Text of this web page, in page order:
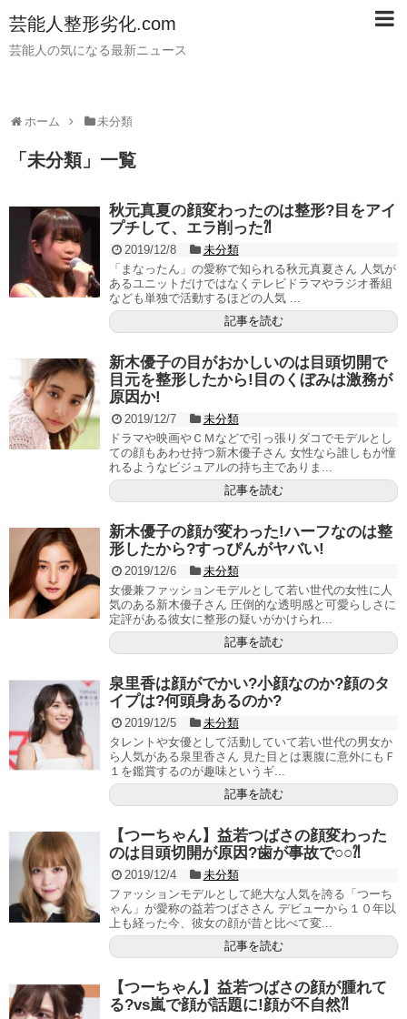
芸能人整形劣化.com
芸能人の気になる最新ニュース
ホーム 未分類
「 未分類」 一覧
秋元真夏の顔変わったのは整形?目をアイ
プチして、エラ削った⁈
2019/12/8
未分類
「まなったん」の愛称で知られる秋元真夏さん 人気が
あるユニットだけではなくテレビドラマやラジオ番組
なども単独で活動するほどの人気 ...
記事を読む
新木優子の目がおかしいのは目頭切開で
目元を整形したから!目のくぼみは激務が
原因か!
2019/12/7
未分類
ドラマや映画やＣＭなどで引っ張りダコでモデルとし
ての顔もあわせ持つ新木優子さん 女性なら誰しもが憧
れるようなビジュアルの持ち主でありま...
記事を読む
新木優子の顔が変わった!ハーフなのは整
形したから?すっぴんがヤバい!
2019/12/6
未分類
女優兼ファッションモデルとして若い世代の女性に人
気のある新木優子さん 圧倒的な透明感と可愛らしさに
定評がある彼女に整形の疑いがかけられ...
記事を読む
泉里香は顔がでかい?小顔なのか?顔のタ
イプは?何頭身あるのか?
2019/12/5
未分類
タレントや女優として活動していて若い世代の男女か
ら人気がある泉里香さん 見た目とは裏腹に意外にもＦ
１を鑑賞するのが趣味というギ...
記事を読む
【つーちゃん】益若つばさの顔変わった
のは目頭切開が原因?歯が事故で○○⁈
2019/12/4
未分類
ファッションモデルとして絶大な人気を誇る「つーち
ゃん」が愛称の益若つばささん デビューから１０年以
上も経った今、彼女の顔が昔と比べて変...
記事を読む
【つーちゃん】益若つばさの顔が腫れて
る?vs嵐で顔が話題に!顔が不自然⁈